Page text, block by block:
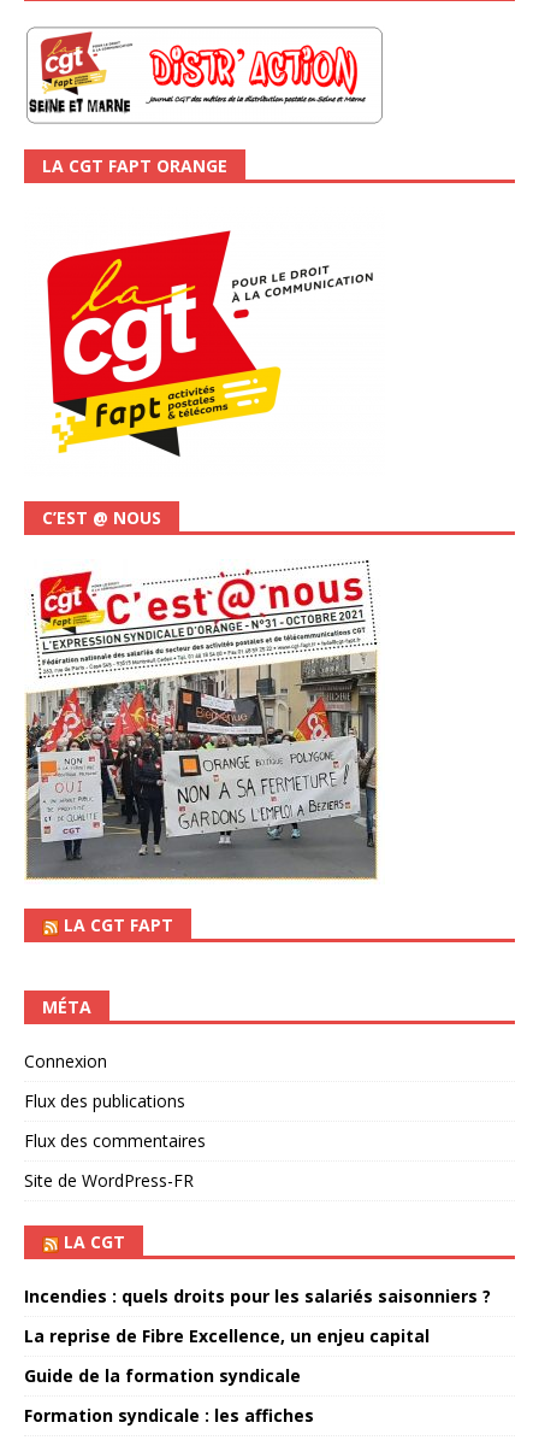
LA CGT FAPT ORANGE
C’EST @ NOUS
LA CGT FAPT
MÉTA
Connexion
Flux des publications
Flux des commentaires
Site de WordPress-FR
LA CGT
Incendies : quels droits pour les salariés saisonniers ?
La reprise de Fibre Excellence, un enjeu capital
Guide de la formation syndicale
Formation syndicale : les affiches